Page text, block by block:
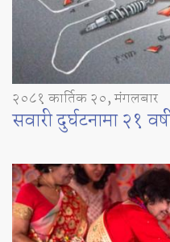
२०८१ कार्तिक २०, मंगलबार
सवारी दुर्घटनामा २१